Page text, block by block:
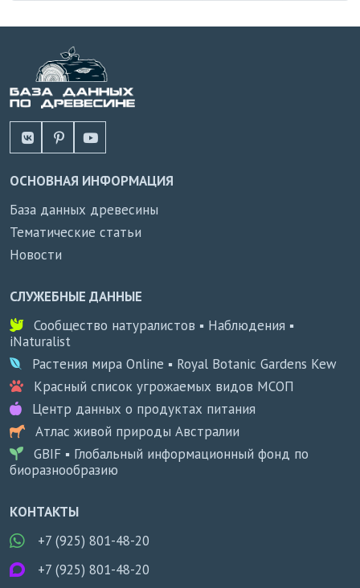
ОСНОВНАЯ ИНФОРМАЦИЯ
База данных древесины
Тематические статьи
Новости
СЛУЖЕБНЫЕ ДАННЫЕ
Сообщество натуралистов ▪ Наблюдения ▪
iNaturalist
Растения мира Online ▪ Royal Botanic Gardens Kew
Красный список угрожаемых видов МСОП
Центр данных о продуктах питания
Атлас живой природы Австралии
GBIF ▪ Глобальный информационный фонд по
биоразнообразию
КОНТАКТЫ
+7 (925) 801-48-20
+7 (925) 801-48-20